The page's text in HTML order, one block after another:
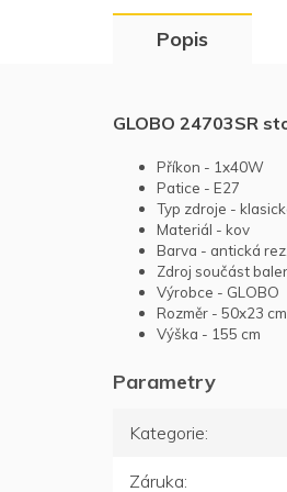
Popis
GLOBO 24703SR
Příkon - 1x40W
Patice - E27
Typ zdroje -
Materiál - kov
Barva - antická
Zdroj součást
Výrobce - GLOBO
Rozměr - 50x23 cm
Výška - 155 cm
Kategorie:
Záruka: